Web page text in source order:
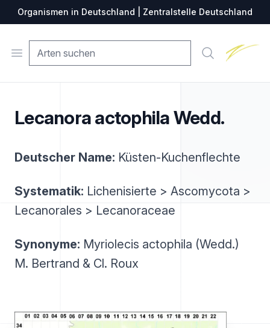
Organismen in Deutschland | Zentralstelle Deutschland
Open menu Suche
Lecanora actophila Wedd.
Deutscher Name: Küsten-Kuchenflechte
Systematik: Lichenisierte > Ascomycota >
Lecanorales > Lecanoraceae
Synonyme: Myriolecis actophila (Wedd.)
M. Bertrand & Cl. Roux